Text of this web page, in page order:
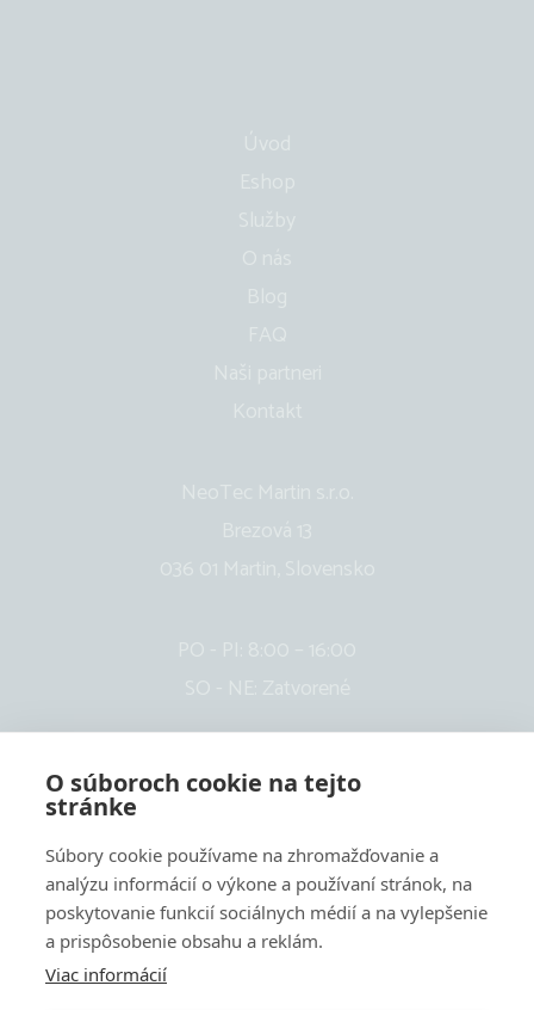
O súboroch cookie na tejto
stránke
Súbory cookie používame na zhromažďovanie a
analýzu informácií o výkone a používaní stránok, na
poskytovanie funkcií sociálnych médií a na vylepšenie
a prispôsobenie obsahu a reklám.
Viac informácií